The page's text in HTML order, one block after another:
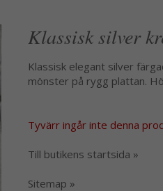
Klassisk silver
Klassisk elegant silver
mönster på rygg plattan.
Tyvärr ingår inte denna
Till butikens startsida »
Sitemap »